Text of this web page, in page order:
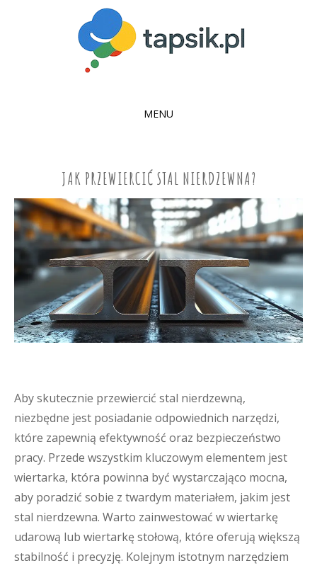
MENU
JAK PRZEWIERCIĆ STAL NIERDZEWNA?
Aby skutecznie przewiercić stal nierdzewną,
niezbędne jest posiadanie odpowiednich narzędzi,
które zapewnią efektywność oraz bezpieczeństwo
pracy. Przede wszystkim kluczowym elementem jest
wiertarka, która powinna być wystarczająco mocna,
aby poradzić sobie z twardym materiałem, jakim jest
stal nierdzewna. Warto zainwestować w wiertarkę
udarową lub wiertarkę stołową, które oferują większą
stabilność i precyzję. Kolejnym istotnym narzędziem